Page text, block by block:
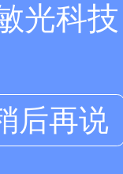
光科
后再说